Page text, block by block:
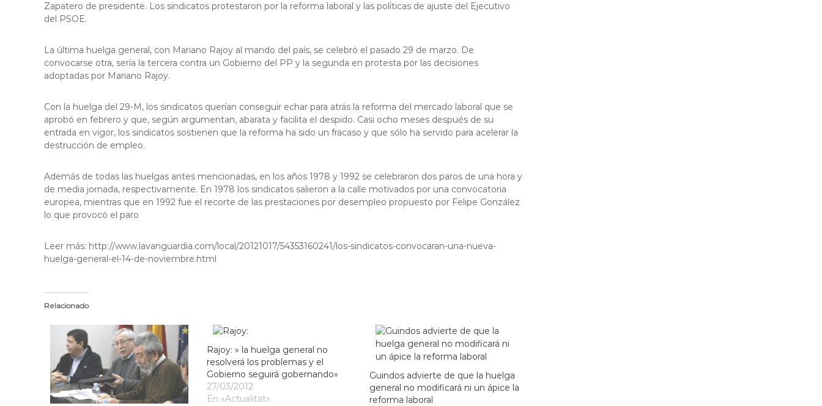
Zapatero de presidente. Los sindicatos protestaron por la reforma laboral y las políticas de ajuste del Ejecutivo
del PSOE.
La última huelga general, con Mariano Rajoy al mando del país, se celebró el pasado 29 de marzo. De
convocarse otra, sería la tercera contra un Gobierno del PP y la segunda en protesta por las decisiones
adoptadas por Mariano Rajoy.
Con la huelga del 29-M, los sindicatos querían conseguir echar para atrás la reforma del mercado laboral que se
aprobó en febrero y que, según argumentan, abarata y facilita el despido. Casi ocho meses después de su
entrada en vigor, los sindicatos sostienen que la reforma ha sido un fracaso y que sólo ha servido para acelerar la
destrucción de empleo.
Además de todas las huelgas antes mencionadas, en los años 1978 y 1992 se celebraron dos paros de una hora y
de media jornada, respectivamente. En 1978 los sindicatos salieron a la calle motivados por una convocatoria
europea, mientras que en 1992 fue el recorte de las prestaciones por desempleo propuesto por Felipe González
lo que provocó el paro
Leer más: http://www.lavanguardia.com/local/20121017/54353160241/los-sindicatos-convocaran-una-nueva-
huelga-general-el-14-de-noviembre.html
Relacionado
Rajoy: » la huelga general no
resolverá los problemas y el
Gobierno seguirá gobernando»
27/03/2012
En «Actualitat»
Guindos advierte de que la huelga
general no modificará ni un ápice la
reforma laboral